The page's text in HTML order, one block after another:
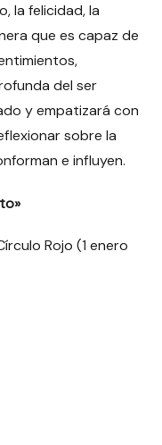
la felicidad, la
que es capaz de
del ser
y empatizará con
sobre la
e influyen.
Rojo (1 enero